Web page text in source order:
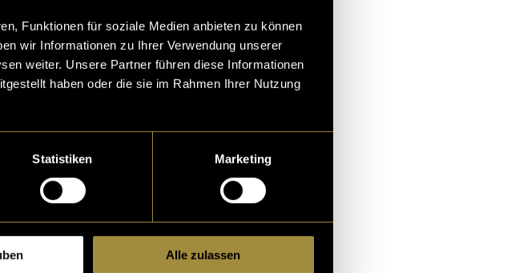
Funktionen für soziale Medien anbieten zu können
wir Informationen zu Ihrer Verwendung unserer
weiter. Unsere Partner führen diese Informationen
haben oder die sie im Rahmen Ihrer Nutzung
Statistiken Marketing
Alle zulassen
Klein aber oho –
Wuerfeli
miges Wuerfeli zu kaufen. Nein, die Köpf
e hinter QE sind nicht schlecht in Geomet
rie, sondern faszinieren
03. Januar 2024 Lars Gamperund